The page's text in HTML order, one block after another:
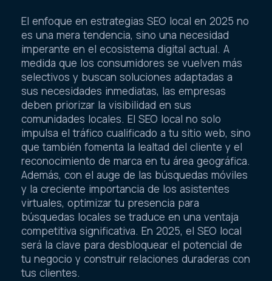
El enfoque en estrategias SEO local en 2025 no
es una mera tendencia, sino una necesidad
imperante en el ecosistema digital actual. A
medida que los consumidores se vuelven más
selectivos y buscan soluciones adaptadas a
sus necesidades inmediatas, las empresas
deben priorizar la visibilidad en sus
comunidades locales. El SEO local no solo
impulsa el tráfico cualificado a tu sitio web, sino
que también fomenta la lealtad del cliente y el
reconocimiento de marca en tu área geográfica.
Además, con el auge de las búsquedas móviles
y la creciente importancia de los asistentes
virtuales, optimizar tu presencia para
búsquedas locales se traduce en una ventaja
competitiva significativa. En 2025, el SEO local
será la clave para desbloquear el potencial de
tu negocio y construir relaciones duraderas con
tus clientes.